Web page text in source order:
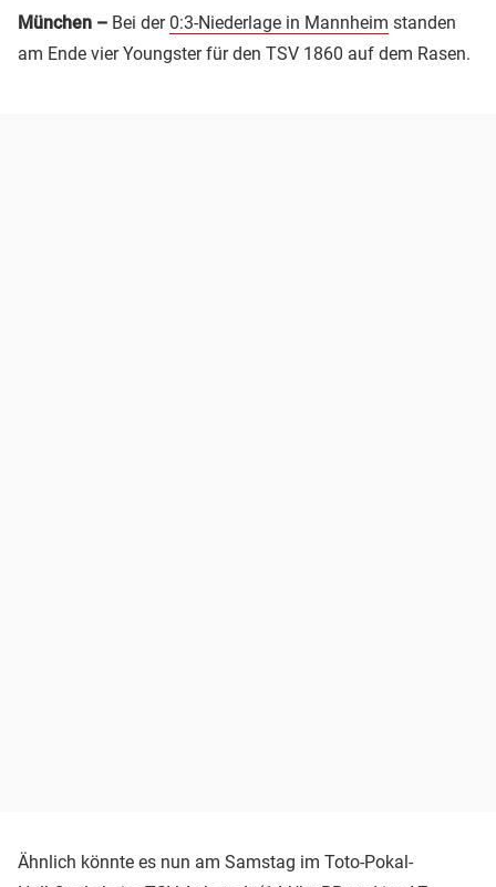
München – Bei der 0:3-Niederlage in Mannheim standen
am Ende vier Youngster für den TSV 1860 auf dem Rasen.
Ähnlich könnte es nun am Samstag im Toto-Pokal-